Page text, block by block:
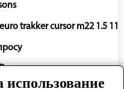
trakker cursor m22 1.5 119
использование